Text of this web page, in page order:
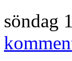
söndag